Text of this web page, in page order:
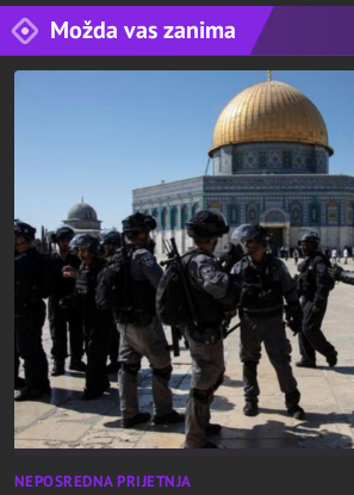
Možda vas zanima
NEPOSREDNA PRIJETNJA